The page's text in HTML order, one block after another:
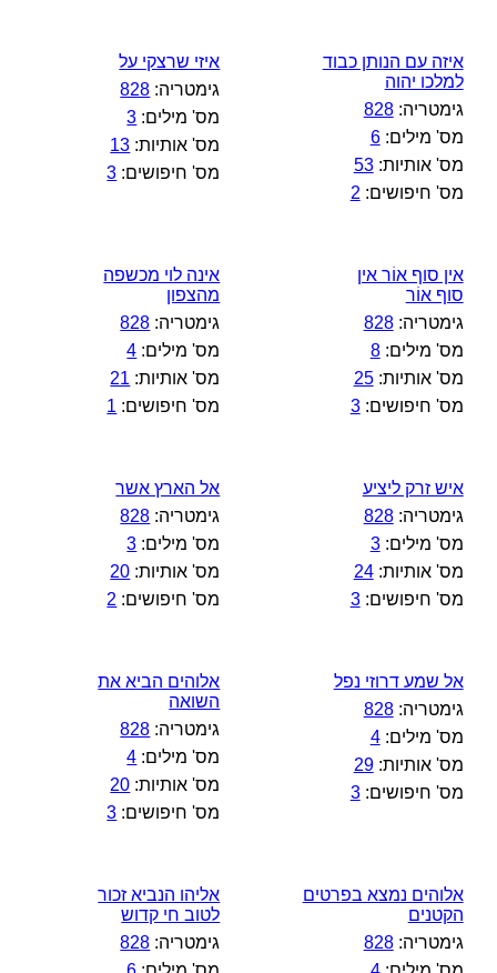
איזה עם הנותן כבוד
למלכו יהוה
גימטריה:828
מס' מילים:6
מס' אותיות:53
מס' חיפושים: 2
איזי שרצקי על
גימטריה: 828
מס' מילים: 3
מס' אותיות: 13
מס' חיפושים: 3
אין סוף אוֹר אין
סוף אוֹר
גימטריה:828
מס' מילים:8
מס' אותיות:25
מס' חיפושים:3
אינה לוי מכשפה
מהצפון
גימטריה: 828
מס' מילים: 4
מס' אותיות: 21
מס' חיפושים: 1
איש זרק ליציע
גימטריה:828
מס' מילים:3
מס' אותיות:24
מס' חיפושים:3
אל הארץ אשר
גימטריה: 828
מס' מילים: 3
מס' אותיות: 20
מס' חיפושים: 2
אל שמע דרוזי נפל
גימטריה:828
מס' מילים:4
מס' אותיות:29
מס' חיפושים:3
אלוהים הביא את
השואה
גימטריה: 828
מס' מילים: 4
מס' אותיות: 20
מס' חיפושים: 3
אלוהים נמצא בפרטים
הקטנים
גימטריה:828
אליהו הנביא זכור
לטוב חי קדוש
גימטריה: 828